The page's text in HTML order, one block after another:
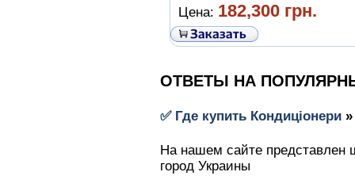
Цена: 182,300 грн.
ОТВЕТЫ НА
✅ Где купить Кондиціонери
На нашем сайте представлен
город Украины